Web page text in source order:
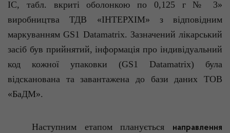
ІС, табл. вкриті оболонкою по 0,125 г № 3»
виробництва ТДВ «ІНТЕРХІМ» з відповідним
маркуванням GS1 Datamatrix. Зазначений лікарський
засіб був прийнятий, інформація про індивідуальний
код кожної упаковки (GS1 Datamatrix) була
відсканована та завантажена до бази даних ТОВ
«БаДМ».
Наступним етапом планується направлення